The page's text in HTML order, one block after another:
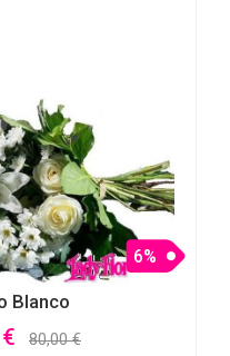
Blanco
6%
80,00 €